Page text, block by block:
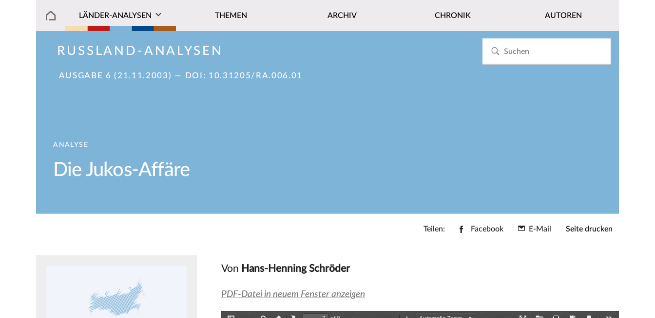
LÄNDER-ANALYSEN THEMEN ARCHIV CHRONIK AUTOREN
RUSSLAND-ANALYSEN
AUSGABE 6 (21.11.2003) — DOI: 10.31205/RA.006.01
ANALYSE
Die Jukos-Affäre
Teilen: Facebook E-Mail Seite drucken
Von Hans-Henning Schröder
PDF-Datei in neuem Fenster anzeigen